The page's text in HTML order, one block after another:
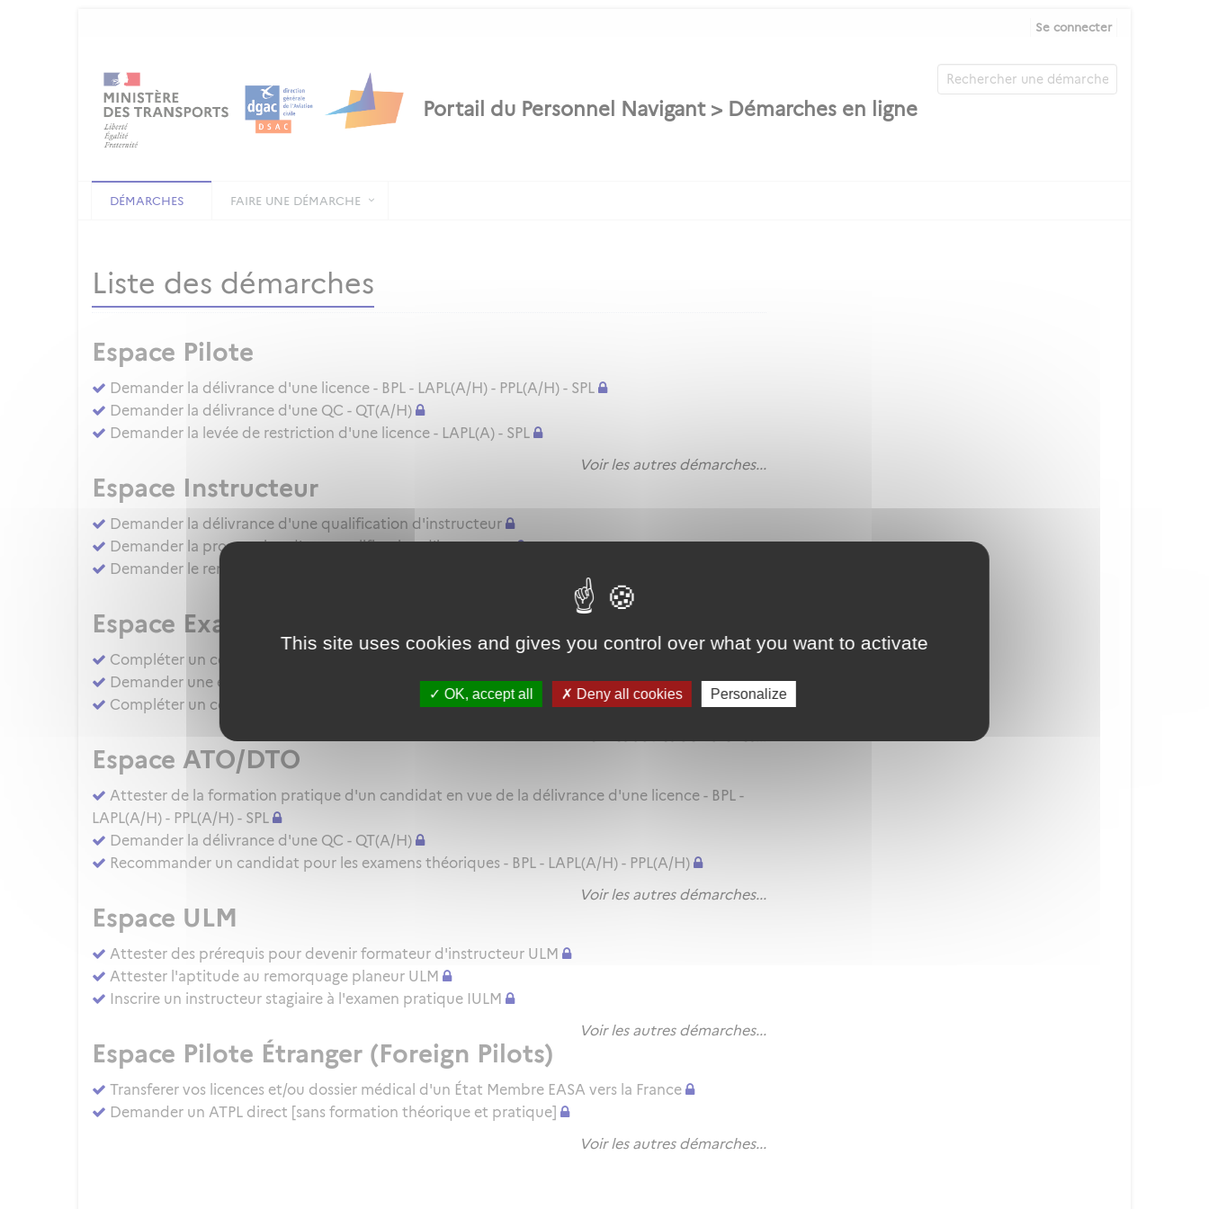
This site uses cookies and gives you control over what you want to activate
OK, accept all Deny all cookies Personalize
Se connecter
DÉMARCHES FAIRE UNE DÉMARCHE
Liste des démarches
Espace Pilote
Demander la délivrance d'une licence - BPL - LAPL(A/H) - PPL(A/H) - SPL
Demander la délivrance d'une QC - QT(A/H)
Demander la levée de restriction d'une licence - LAPL(A) - SPL
Voir les autres démarches...
Espace Instructeur
Demander la délivrance d'une qualification d'instructeur
Demander la prorogation d'une qualification d'instructeur
Demander le renouvellement d'une qualification d'instructeur
Voir les autres démarches...
Espace Examinateur
Compléter un compte rendu d'épreuve d'aptitude pratique - BPL - LAPL(A/H) - PPL(A/H) - SPL
Demander une évaluation de compétence TRE(A) MP ou SFE(A) MP
Compléter un compte rendu d'épreuve d'aptitude pratique - CPL(A/H) - IR - BIR
Espace ATO/DTO
Attester de la formation pratique d'un candidat en vue de la délivrance d'une licence - BPL -
LAPL(A/H) - PPL(A/H) - SPL
Demander la délivrance d'une QC - QT(A/H)
Recommander un candidat pour les examens théoriques - BPL - LAPL(A/H) - PPL(A/H)
Voir les autres démarches...
Espace ULM
Attester des prérequis pour devenir formateur d'instructeur ULM
Attester l'aptitude au remorquage planeur ULM
Inscrire un instructeur stagiaire à l'examen pratique IULM
Voir les autres démarches...
Espace Pilote Étranger (Foreign Pilots)
Transferer vos licences et/ou dossier médical d'un État Membre EASA vers la France
Demander un ATPL direct [sans formation théorique et pratique]
Voir les autres démarches...